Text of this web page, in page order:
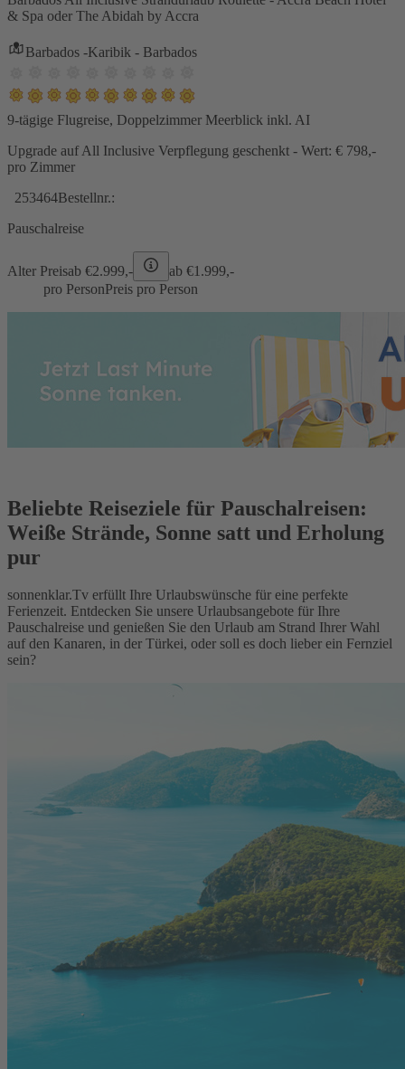
& Spa oder The Abidah by Accra
Barbados -Karibik - Barbados
9-tägige Flugreise, Doppelzimmer Meerblick inkl. AI
Upgrade auf All Inclusive Verpflegung geschenkt - Wert: € 798,-
pro Zimmer
253464Bestellnr.:
Pauschalreise
Alter Preisab €2.999,- ab €1.999,-
pro PersonPreis pro Person
Beliebte Reiseziele für Pauschalreisen:
Weiße Strände, Sonne satt und Erholung
pur
sonnenklar.Tv erfüllt Ihre Urlaubswünsche für eine perfekte
Ferienzeit. Entdecken Sie unsere Urlaubsangebote für Ihre
Pauschalreise und genießen Sie den Urlaub am Strand Ihrer Wahl
auf den Kanaren, in der Türkei, oder soll es doch lieber ein Fernziel
sein?